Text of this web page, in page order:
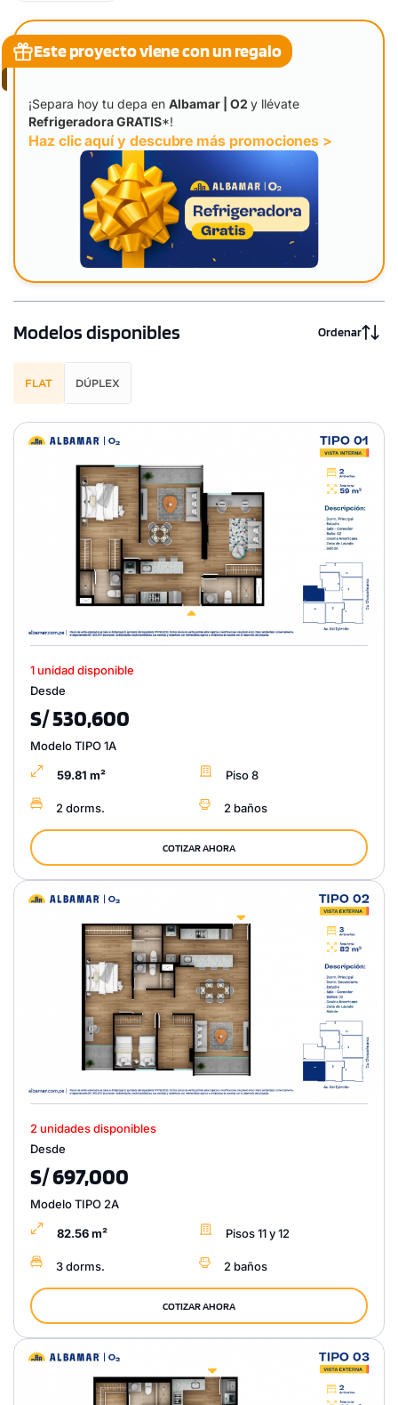
¡Separa hoy tu depa en Albamar | O2 y llévate
Refrigeradora GRATIS*!
Haz clic aquí y descubre más promociones >
Este proyecto viene con un regalo
Modelos disponibles Ordenar
FLAT DÚPLEX
1 unidad disponible
Desde
S/ 530,600
Modelo TIPO 1A
59.81 m² Piso 8
2 dorms. 2 baños
COTIZAR AHORA
2 unidades disponibles
Desde
S/ 697,000
Modelo TIPO 2A
82.56 m² Pisos 11 y 12
3 dorms. 2 baños
COTIZAR AHORA